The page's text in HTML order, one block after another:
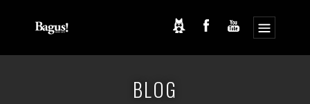
BLOG